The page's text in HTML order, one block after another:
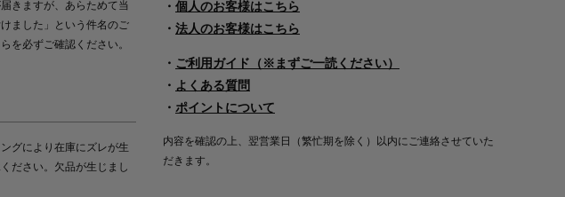
きますが、あらためて当
ました」という件名のご
を必ずご確認ください。
グにより在庫にズレが生
ださい。欠品が生じまし
・ 個人のお客様はこちら
・ 法人のお客様はこちら
・ ご利用ガイド（※まずご一読ください）
・ よくある質問
・ ポイントについて
内容を確認の上、翌営業日（繁忙期を除く）以内にご連絡させていた
だきます。